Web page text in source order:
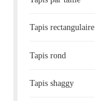
Tapis rectangulaire
Tapis rond
Tapis shaggy